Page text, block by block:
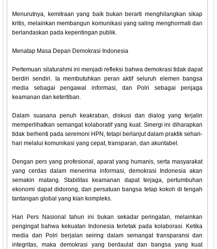
Menurutnya, kemitraan yang baik bukan berarti menghilangkan sikap
kritis, melainkan membangun komunikasi yang saling menghormati dan
berlandaskan pada kepentingan publik.
Menatap Masa Depan Demokrasi Indonesia
Pertemuan silaturahmi ini menjadi refleksi bahwa demokrasi tidak dapat
berdiri sendiri. Ia membutuhkan peran aktif seluruh elemen bangsa
media sebagai pengawal informasi, dan Polri sebagai penjaga
keamanan dan ketertiban.
Dalam suasana penuh keakraban, diskusi dan dialog yang terjalin
memperlihatkan semangat kolaboratif yang kuat. Sinergi ini diharapkan
tidak berhenti pada seremoni HPN, tetapi berlanjut dalam praktik sehari-
hari melalui komunikasi yang cepat, transparan, dan akuntabel.
Dengan pers yang profesional, aparat yang humanis, serta masyarakat
yang cerdas dalam menerima informasi, demokrasi Indonesia akan
semakin matang. Stabilitas keamanan dapat terjaga, pertumbuhan
ekonomi dapat didorong, dan persatuan bangsa tetap kokoh di tengah
tantangan global yang kian kompleks.
Hari Pers Nasional tahun ini bukan sekadar peringatan, melainkan
pengingat bahwa kekuatan Indonesia terletak pada kolaborasi. Ketika
media dan Polri berjalan seiring dalam semangat transparansi dan
integritas, maka demokrasi yang berdaulat dan bangsa yang kuat